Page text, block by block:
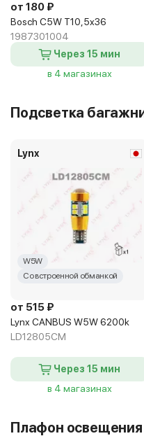
от 180 ₽
Bosch C5W T10,5x36
1987301004
Через 15 мин
в 4 магазинах
Подсветка
Lynx
W5W
Со встроенной обманкой
от 515 ₽
Lynx CANBUS W5W 6200k
LD12805CM
Через 15 мин
в 4 магазинах
Плафон освещения